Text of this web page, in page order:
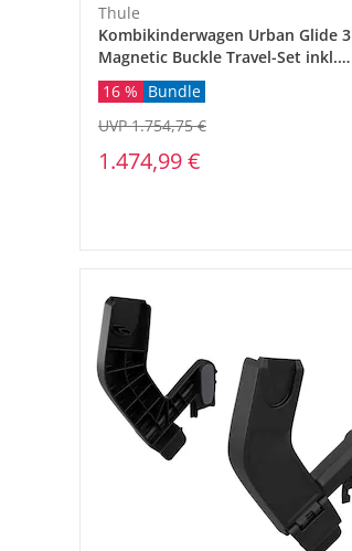
Thule
Kombikinderwagen Urban Glide 3
Magnetic Buckle Travel-Set inkl.
Babyschale Maple und Isofix-Basis
Alfi
16 % Bundle
1.474,99 €
UVP 1.754,75 €